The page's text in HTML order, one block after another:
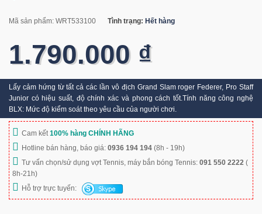
Mã sản phẩm: WRT533100 Tình trạng: Hết hàng
1.790.000 ₫
Lấy cảm hứng từ tất cả các lần vô địch Grand Slam roger Federer, Pro Staff
Junior có hiệu suất, độ chính xác và phong cách tốt.Tính năng công nghệ
BLX: Mức độ kiểm soát theo yêu cầu của người chơi.
Cam kết100% hàng CHÍNH HÃNG
Hotline bán hàng, báo giá: 0936 194 194 (8h - 19h)
Tư vấn chọn/sử dụng vợt Tennis, máy bắn bóng Tennis: 091 550 2222 (
8h-21h)
Hỗ trợ trực tuyến: